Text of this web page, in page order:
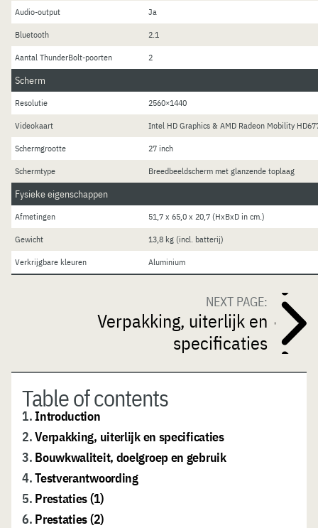
Audio-output Ja
Bluetooth 2.1
Aantal ThunderBolt-poorten 2
Scherm
Resolutie 2560×1440
Videokaart Intel HD Graphics & AMD Radeon Mobility
Schermgrootte 27 inch
Schermtype Breedbeeldscherm met glanzende toplaag
Fysieke eigenschappen
Afmetingen 51,7 x 65,0 x 20,7 (HxBxD in cm.)
Gewicht 13,8 kg (incl. batterij)
Verkrijgbare kleuren Aluminium
NEXT PAGE:
Verpakking, uiterlijk en
specificaties
Table of contents
1.Introduction
2.Verpakking, uiterlijk en specificaties
3. Bouwkwaliteit, doelgroep en gebruik
4.Testverantwoording
5. Prestaties (1)
6. Prestaties (2)